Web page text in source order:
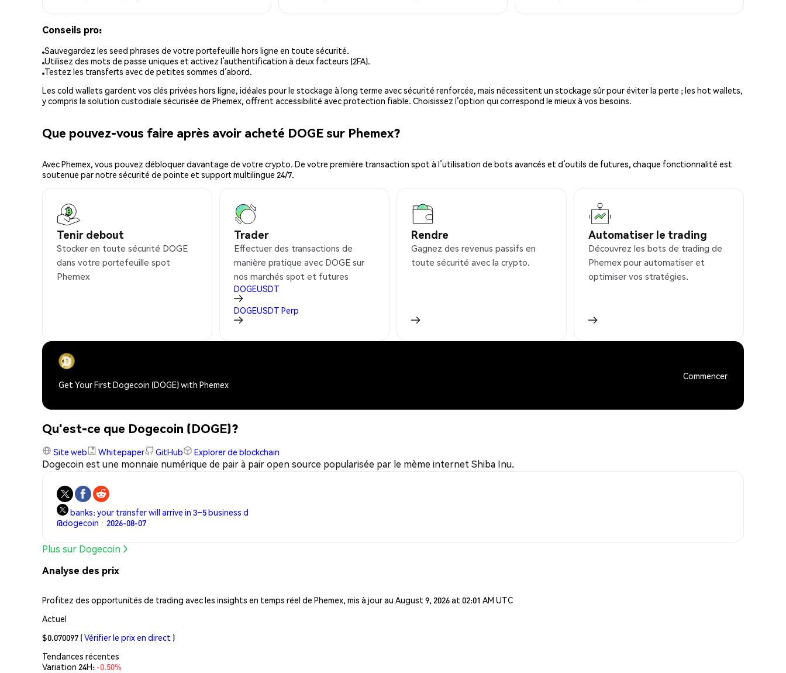
Conseils pro:
Sauvegardez les seed phrases de votre portefeuille hors ligne en toute sécurité.
Utilisez des mots de passe uniques et activez l’authentification à deux facteurs (2FA).
Testez les transferts avec de petites sommes d’abord.
Les cold wallets gardent vos clés privées hors ligne, idéales pour le stockage à long terme avec sécurité renforcée, mais nécessitent un stockage sûr pour éviter la perte ; les hot wallets,
y compris la solution custodiale sécurisée de Phemex, offrent accessibilité avec protection fiable. Choisissez l’option qui correspond le mieux à vos besoins.
Que pouvez-vous faire après avoir acheté DOGE sur Phemex?
Avec Phemex, vous pouvez débloquer davantage de votre crypto. De votre première transaction spot à l’utilisation de bots avancés et d’outils de futures, chaque fonctionnalité est
soutenue par notre sécurité de pointe et support multilingue 24/7.
Tenir debout
Stocker en toute sécurité DOGE
dans votre portefeuille spot
Phemex
Trader
Effectuer des transactions de
manière pratique avec DOGE sur
nos marchés spot et futures
DOGEUSDT
DOGEUSDT Perp
Rendre
Gagnez des revenus passifs en
toute sécurité avec la crypto.
Automatiser le trading
Découvrez les bots de trading de
Phemex pour automatiser et
optimiser vos stratégies.
Get Your First Dogecoin (DOGE) with Phemex
Commencer
Qu'est-ce que Dogecoin (DOGE)?
Site web Whitepaper GitHub Explorer de blockchain
Dogecoin est une monnaie numérique de pair à pair open source popularisée par le mème internet Shiba Inu.
banks: your transfer will arrive in 3–5 business d
@dogecoin · 2026-08-07
Plus sur Dogecoin
Analyse des prix
Profitez des opportunités de trading avec les insights en temps réel de Phemex, mis à jour au August 9, 2026 at 02:01 AM UTC
Actuel
$0.070097 (Vérifier le prix en direct )
Tendances récentes
Variation 24H: -0.50%